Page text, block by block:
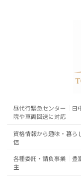
昼代行緊急センター｜日
院や車両回送に対応
資格情報から趣味・暮ら
信
各種委託・請負事業｜豊
主